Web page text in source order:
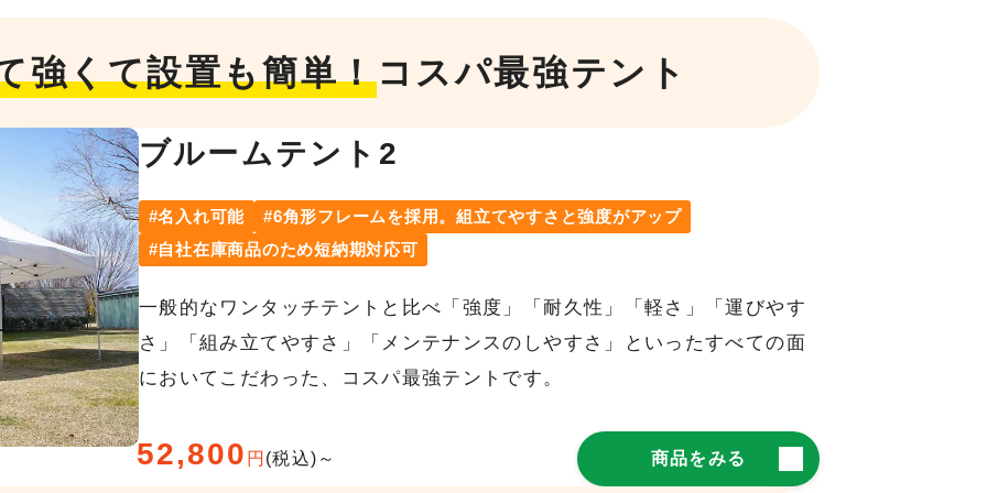
強くて設置も簡単！コスパ最強テント
ブルームテント2
名入れ可能
6角形フレームを採用。組立てやすさと強度がアップ
自社在庫商品のため短納期対応可
一般的なワンタッチテントと比べ「強度」「耐久性」「軽さ」「運びやす
さ」「組み立てやすさ」「メンテナンスのしやすさ」といったすべての面
においてこだわった、コスパ最強テントです。
52,800 円 (税込)～ 商品をみる